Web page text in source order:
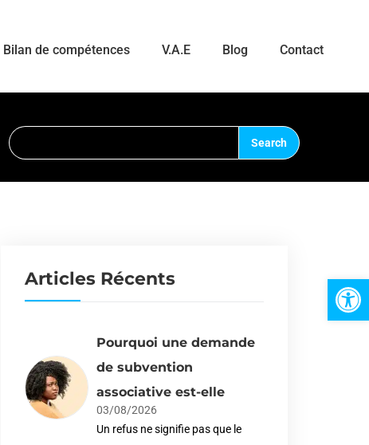
Ouvrir
Bilan de compétences V.A.E Blog Contact
Articles Récents
Pourquoi une demande
de subvention
associative est-elle
03/08/2026
Un refus ne signifie pas que le